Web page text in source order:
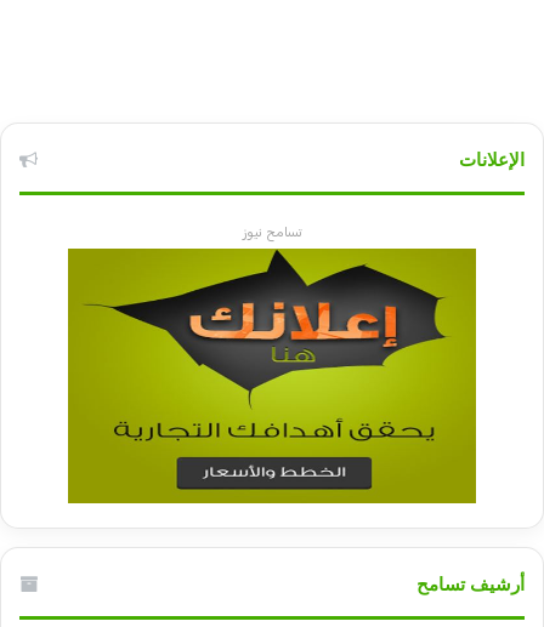
الإعلانات
تسامح نيوز
أرشيف تسامح